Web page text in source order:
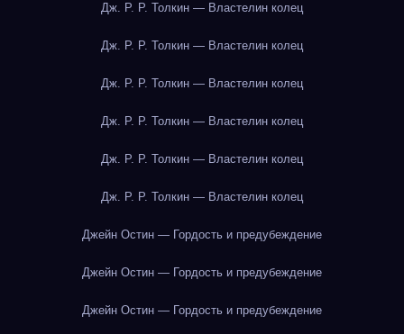
Дж. Р. Р. Толкин — Властелин колец
Дж. Р. Р. Толкин — Властелин колец
Дж. Р. Р. Толкин — Властелин колец
Дж. Р. Р. Толкин — Властелин колец
Дж. Р. Р. Толкин — Властелин колец
Дж. Р. Р. Толкин — Властелин колец
Джейн Остин — Гордость и предубеждение
Джейн Остин — Гордость и предубеждение
Джейн Остин — Гордость и предубеждение